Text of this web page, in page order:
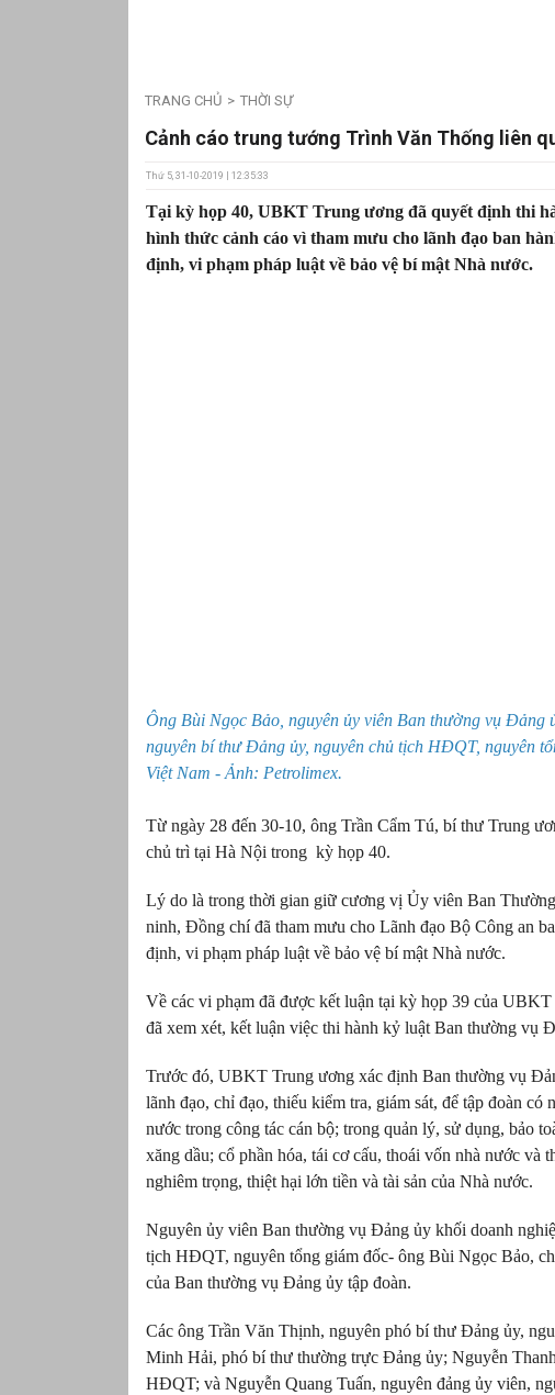
TRANG CHỦ THỜI SỰ
Cảnh cáo trung tướng Trình Văn Thống liên
Thứ 5, 31-10-2019 | 12:35:33
Tại kỳ họp 40, UBKT Trung ương đã quyết định thi
hình thức cảnh cáo vì tham mưu cho lãnh đạo ban
định, vi phạm pháp luật về bảo vệ bí mật Nhà nước.
Ông Bùi Ngọc Bảo, nguyên ủy viên Ban thường vụ Đảng
nguyên bí thư Đảng ủy, nguyên chủ tịch HĐQT, nguyên
Việt Nam - Ảnh: Petrolimex.
Từ ngày 28 đến 30-10, ông Trần Cẩm Tú, bí thư Trung
chủ trì tại Hà Nội trong kỳ họp 40.
Lý do là trong thời gian giữ cương vị Ủy viên Ban
ninh, Đồng chí đã tham mưu cho Lãnh đạo Bộ Công an
định, vi phạm pháp luật về bảo vệ bí mật Nhà nước.
Về các vi phạm đã được kết luận tại kỳ họp 39 của
đã xem xét, kết luận việc thi hành kỷ luật Ban thường vụ
Trước đó, UBKT Trung ương xác định Ban thường vụ
lãnh đạo, chỉ đạo, thiếu kiểm tra, giám sát, để tập đoàn
nước trong công tác cán bộ; trong quản lý, sử dụng, bảo
xăng dầu; cổ phần hóa, tái cơ cấu, thoái vốn nhà nước và
nghiêm trọng, thiệt hại lớn tiền và tài sản của Nhà nước.
Nguyên ủy viên Ban thường vụ Đảng ủy khối doanh
tịch HĐQT, nguyên tổng giám đốc- ông Bùi Ngọc Bảo,
của Ban thường vụ Đảng ủy tập đoàn.
Các ông Trần Văn Thịnh, nguyên phó bí thư Đảng ủy,
Minh Hải, phó bí thư thường trực Đảng ủy; Nguyễn
HĐQT; và Nguyễn Quang Tuấn, nguyên đảng ủy viên,